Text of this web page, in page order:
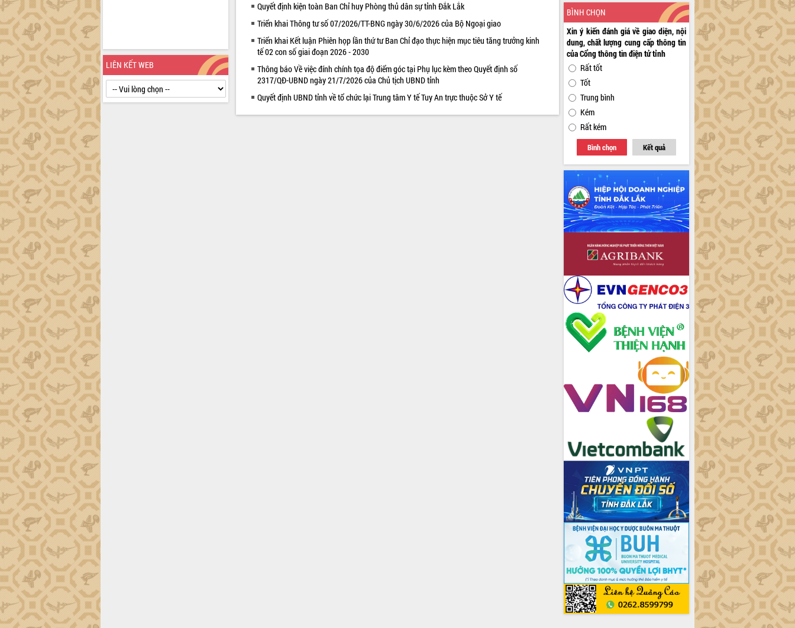
LIÊN KẾT WEB
Quyết định kiện toàn Ban Chỉ huy Phòng thủ dân sự tỉnh Đắk Lắk
Triển khai Thông tư số 07/2026/TT-BNG ngày 30/6/2026 của Bộ Ngoại giao
Triển khai Kết luận Phiên họp lần thứ tư Ban Chỉ đạo thực hiện mục tiêu tăng trưởng kinh
tế 02 con số giai đoạn 2026 - 2030
Thông báo Về việc đính chính tọa độ điểm góc tại Phụ lục kèm theo Quyết định số
2317/QĐ-UBND ngày 21/7/2026 của Chủ tịch UBND tỉnh
Quyết định UBND tỉnh về tổ chức lại Trung tâm Y tế Tuy An trực thuộc Sở Y tế
BÌNH CHỌN
Xin ý kiến đánh giá về giao diện, nội
dung, chất lượng cung cấp thông tin
của Cổng thông tin điện tử tỉnh
Rất tốt
Tốt
Trung bình
Kém
Rất kém
Bình chọn Kết quả